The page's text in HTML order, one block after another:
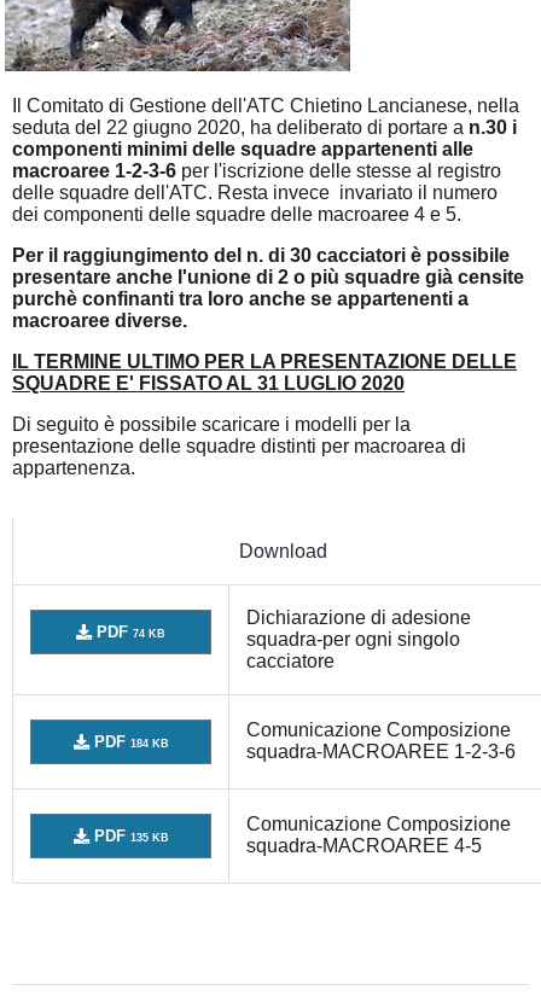
Il Comitato di Gestione dell'ATC Chietino Lancianese, nella
seduta del 22 giugno 2020, ha deliberato di portare a n.30 i
componenti minimi delle squadre appartenenti alle
macroaree 1-2-3-6 per l'iscrizione delle stesse al registro
delle squadre dell'ATC. Resta invece invariato il numero
dei componenti delle squadre delle macroaree 4 e 5.
Per il raggiungimento del n. di 30 cacciatori è possibile
presentare anche l'unione di 2 o più squadre già censite
purchè confinanti tra loro anche se appartenenti a
macroaree diverse.
IL TERMINE ULTIMO PER LA PRESENTAZIONE DELLE
SQUADRE E' FISSATO AL 31 LUGLIO 2020
Di seguito è possibile scaricare i modelli per la
presentazione delle squadre distinti per macroarea di
appartenenza.
Download
PDF 74 KB
Dichiarazione di adesione
squadra-per ogni singolo
cacciatore
PDF 184 KB
Comunicazione Composizione
squadra-MACROAREE 1-2-3-6
PDF 135 KB
Comunicazione Composizione
squadra-MACROAREE 4-5